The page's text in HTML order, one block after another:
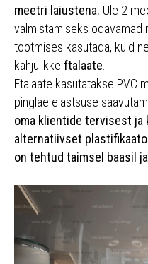
meetri laiustena. Üle 2
valmistamiseks odavamad
tootmises kasutada, kuid
kahjulikke ftalaate
Ftalaate kasutatakse PVC
pinglae elastsuse
oma klientide tervisest ja
alternatiivset
on tehtud taimsel baasil